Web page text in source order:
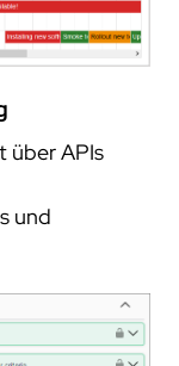
über APIs
und